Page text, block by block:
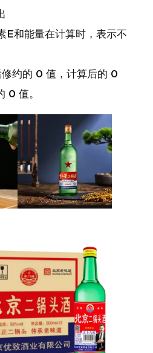
E和能量在计算时，表示不
修约的 0 值，计算后的 0
0 值。